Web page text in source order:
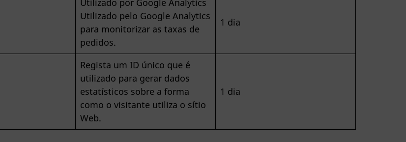
Utilizado por Google Analytics
Utilizado pelo Google Analytics
para monitorizar as taxas de
pedidos.
1 dia
Regista um ID único que é
utilizado para gerar dados
estatísticos sobre a forma
como o visitante utiliza o sítio
Web.
1 dia